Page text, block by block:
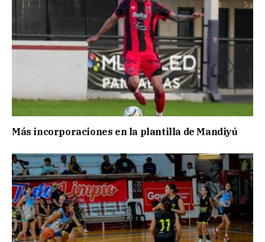
Más incorporaciones en la plantilla de Mandiyú